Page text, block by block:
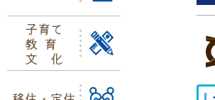
子育て
教育
文化